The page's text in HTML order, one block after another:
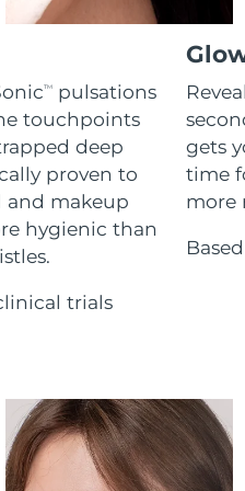
TM
pulsations
touchpoints
deep
proven to
and makeup
hygienic than
trials
gets
time
more
Ожидаемая дата доставки
8/11/26
Ожидаемая дата доставки
8/12/26
Ожидаемая дата доставки
Ожидаемая дата доставки
8/11/26
Ожидаемая дата доставки